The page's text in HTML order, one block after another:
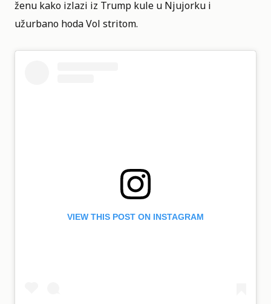
ženu kako izlazi iz Trump kule u Njujorku i
užurbano hoda Vol stritom.
VIEW THIS POST ON INSTAGRAM